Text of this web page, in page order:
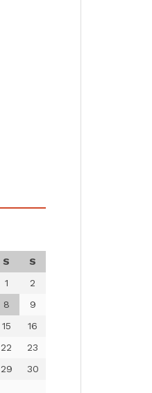
S
S
1
2
8
9
15
16
22
23
29
30